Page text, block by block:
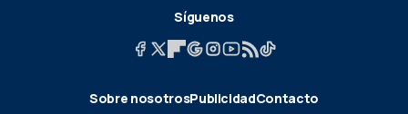
Síguenos
Sobre nosotrosPublicidadContacto